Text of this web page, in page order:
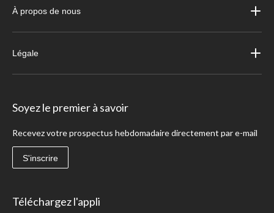
À propos de nous
Légale
Soyez le premier à savoir
Recevez votre prospectus hebdomadaire directement par e-mail
S'inscrire
Téléchargez l'appli